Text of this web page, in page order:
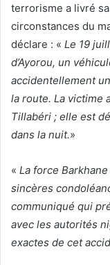
terrorisme a livré
circonstances du
déclare : « Le 19
d’Ayorou, un
accidentellement
la route. La victime
Tillabéri ; elle est
dans la nuit.»
« La force
sincères
communiqué qui
avec les autorités
exactes de cet